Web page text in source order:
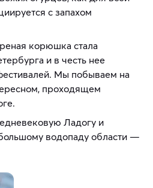
с запахом
корюшка стала
и в честь нее
Мы побываем на
проходящем
Ладогу и
водопаду области —